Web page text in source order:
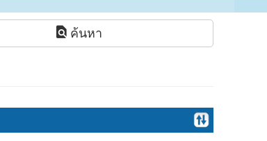
ค้นหา